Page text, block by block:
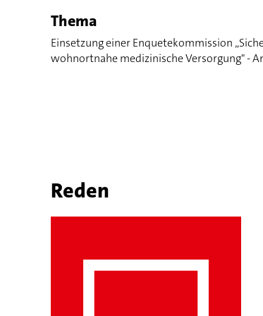
Thema
Einsetzung einer Enquetekommission
wohnortnahe medizinische Versorgung" -
Reden